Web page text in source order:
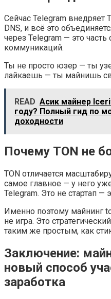
Сейчас Telegram внедряет
DNS, и всё это
через Telegram — это часть
коммуникаций.
Ты не просто юзер — ты
лайкаешь — ты майнишь
READ Асик майнер
году? Полный гид по
доходности
Почему TON не
TON отличается
самое главное — у него
Telegram. Это не стартап —
Именно поэтому майнинг
не игра. Это
таким же простым, как
Заключение:
новый способ
заработка